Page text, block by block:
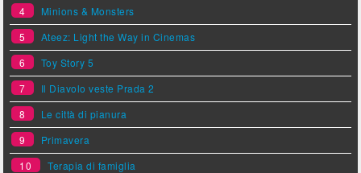
4
Minions & Monsters
5
Ateez: Light the Way in Cinemas
6
Toy Story 5
7
Il Diavolo veste Prada 2
8
Le città di pianura
9
Primavera
10
Terapia di famiglia